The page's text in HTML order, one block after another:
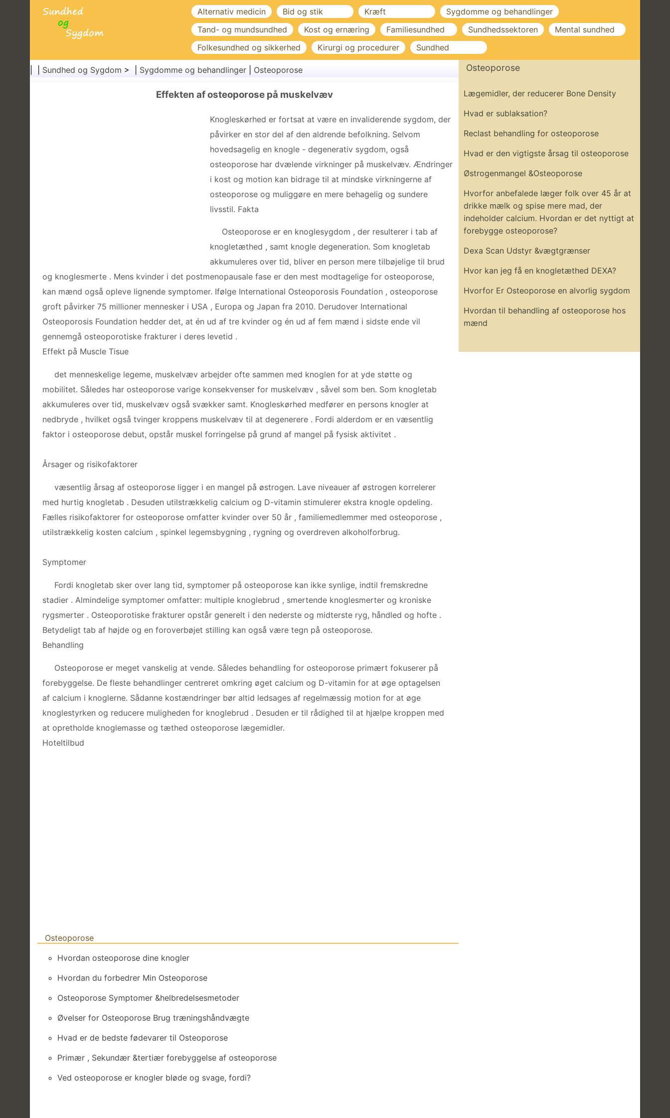
Alternativ medicin Bid og stik Kræft
Sygdomme og behandlinger
Tand- og mundsundhed
Kost og ernæring Familiesundhed Sundhedssektoren
Mental sundhed
Folkesundhed og sikkerhed
Kirurgi og procedurer Sundhed
Sundhed og Sygdom > | Sygdomme og behandlinger Osteoporose
Effekten af ​​osteoporose på muskelvæv
Knogleskørhed er fortsat at være en invaliderende sygdom, der
påvirker en stor del af den aldrende befolkning. Selvom
hovedsagelig en knogle - degenerativ sygdom, også
osteoporose har dvælende virkninger på muskelvæv. Ændringer
i kost og motion kan bidrage til at mindske virkningerne af
osteoporose og muliggøre en mere behagelig og sundere
livsstil. Fakta
Osteoporose er en knoglesygdom , der resulterer i tab af
knogletæthed , samt knogle degeneration. Som knogletab
akkumuleres over tid, bliver en person mere tilbøjelige til brud
og knoglesmerte . Mens kvinder i det postmenopausale fase er den mest modtagelige for osteoporose,
kan mænd også opleve lignende symptomer. Ifølge International Osteoporosis Foundation , osteoporose
groft påvirker 75 millioner mennesker i USA , Europa og Japan fra 2010. Derudover International
Osteoporosis Foundation hedder det, at én ud af tre kvinder og én ud af fem mænd i sidste ende vil
gennemgå osteoporotiske frakturer i deres levetid .
Effekt på Muscle Tisue
det menneskelige legeme, muskelvæv arbejder ofte sammen med knoglen for at yde støtte og
mobilitet. Således har osteoporose varige konsekvenser for muskelvæv , såvel som ben. Som knogletab
akkumuleres over tid, muskelvæv også svækker samt. Knogleskørhed medfører en persons knogler at
nedbryde , hvilket også tvinger kroppens muskelvæv til at degenerere . Fordi alderdom er en væsentlig
faktor i osteoporose debut, opstår muskel forringelse på grund af mangel på fysisk aktivitet .
Årsager og risikofaktorer
væsentlig årsag af osteoporose ligger i en mangel på østrogen. Lave niveauer af østrogen korrelerer
med hurtig knogletab . Desuden utilstrækkelig calcium og D-vitamin stimulerer ekstra knogle opdeling.
Fælles risikofaktorer for osteoporose omfatter kvinder over 50 år , familiemedlemmer med osteoporose ,
utilstrækkelig kosten calcium , spinkel legemsbygning , rygning og overdreven alkoholforbrug.
Symptomer
Fordi knogletab sker over lang tid, symptomer på osteoporose kan ikke synlige, indtil fremskredne
stadier . Almindelige symptomer omfatter: multiple knoglebrud , smertende knoglesmerter og kroniske
rygsmerter . Osteoporotiske frakturer opstår generelt i den nederste og midterste ryg, håndled og hofte .
Betydeligt tab af højde og en foroverbøjet stilling kan også være tegn på osteoporose.
Behandling
Osteoporose er meget vanskelig at vende. Således behandling for osteoporose primært fokuserer på
forebyggelse. De fleste behandlinger centreret omkring øget calcium og D-vitamin for at øge optagelsen
af ​​calcium i knoglerne. Sådanne kostændringer bør altid ledsages af regelmæssig motion for at øge
knoglestyrken og reducere muligheden for knoglebrud . Desuden er til rådighed til at hjælpe kroppen med
at opretholde knoglemasse og tæthed osteoporose lægemidler.
Hoteltilbud
Osteoporose
Hvordan osteoporose dine knogler
Hvordan du forbedrer Min Osteoporose
Osteoporose Symptomer &helbredelsesmetoder
Øvelser for Osteoporose Brug træningshåndvægte
Hvad er de bedste fødevarer til Osteoporose
Primær , Sekundær &tertiær forebyggelse af osteoporose
Ved osteoporose er knogler bløde og svage, fordi?
Osteoporose
Lægemidler, der reducerer Bone Density
Hvad er sublaksation?
Reclast behandling for osteoporose
Hvad er den vigtigste årsag til osteoporose
Østrogenmangel &Osteoporose
Hvorfor anbefalede læger folk over 45 år at
drikke mælk og spise mere mad, der
indeholder calcium. Hvordan er det nyttigt at
forebygge osteoporose?
Dexa Scan Udstyr &vægtgrænser
Hvor kan jeg få en knogletæthed DEXA?
Hvorfor Er Osteoporose en alvorlig sygdom
Hvordan til behandling af osteoporose hos
mænd